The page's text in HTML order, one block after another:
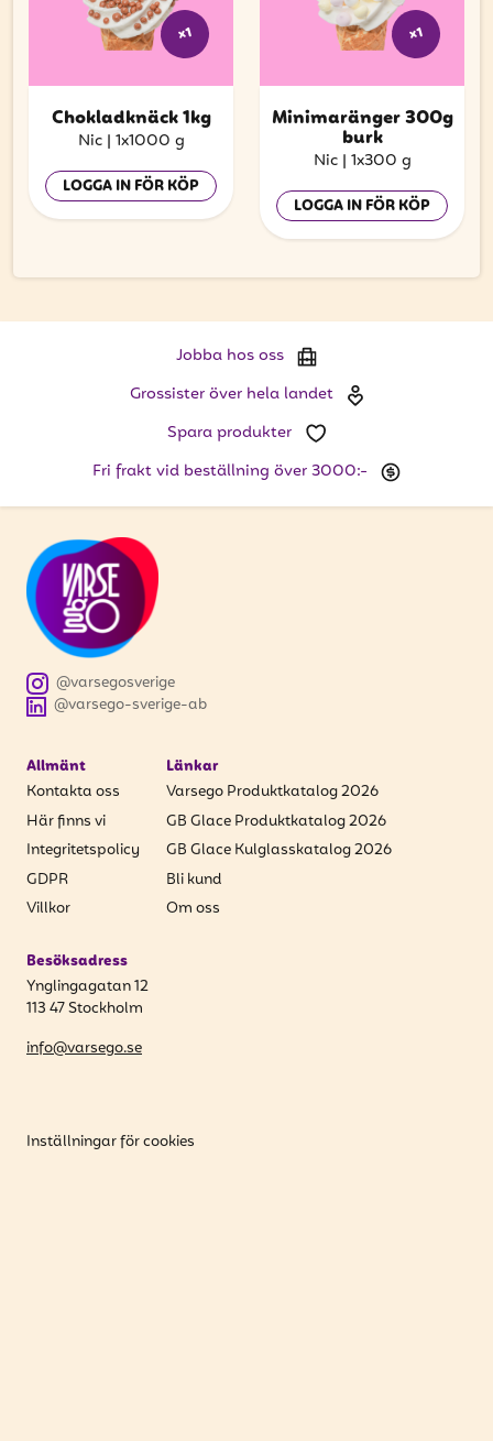
x1
Chokladknäck 1kg
Nic | 1x1000 g
LOGGA IN FÖR KÖP
x1
Minimaränger 300g
burk
Nic | 1x300 g
LOGGA IN FÖR KÖP
Jobba hos oss
Grossister över hela landet
Spara produkter
Fri frakt vid beställning över 3000:-
@varsego-sverige-ab
@varsegosverige
Allmänt
Kontakta oss
Här finns vi
Integritetspolicy
GDPR
Villkor
Länkar
Varsego Produktkatalog 2026
GB Glace Produktkatalog 2026
GB Glace Kulglasskatalog 2026
Bli kund
Om oss
Besöksadress
Ynglingagatan 12
113 47 Stockholm
info@varsego.se
Inställningar för cookies